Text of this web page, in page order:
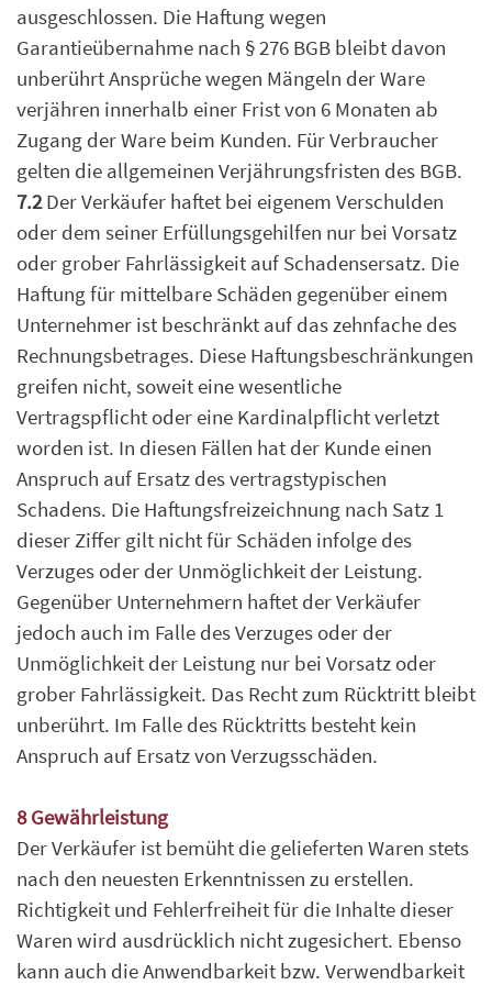
ausgeschlossen. Die Haftung wegen
Garantieübernahme nach § 276 BGB bleibt davon
unberührtAnsprüche wegen Mängeln der Ware
verjähren innerhalb einer Frist von 6 Monaten ab
Zugang der Ware beim Kunden. Für Verbraucher
gelten die allgemeinen Verjährungsfristen des BGB.
7.2Der Verkäufer haftet bei eigenem Verschulden
oder dem seiner Erfüllungsgehilfen nur bei Vorsatz
oder grober Fahrlässigkeit auf Schadensersatz. Die
Haftung für mittelbare Schäden gegenüber einem
Unternehmer ist beschränkt auf das zehnfache des
Rechnungsbetrages. Diese Haftungsbeschränkungen
greifen nicht, soweit eine wesentliche
Vertragspflicht oder eine Kardinalpflicht verletzt
worden ist. In diesen Fällen hat der Kunde einen
Anspruch auf Ersatz desvertragstypischen
Schadens. Die Haftungsfreizeichnung nach Satz 1
dieser Ziffer gilt nicht für Schäden infolge des
Verzuges oder der Unmöglichkeit der Leistung.
Gegenüber Unternehmern haftet der Verkäufer
jedoch auch im Falle des Verzuges oder der
Unmöglichkeit der Leistung nur bei Vorsatz oder
grober Fahrlässigkeit. Das Recht zum Rücktritt bleibt
unberührt. Im Falle des Rücktritts besteht kein
Anspruch auf Ersatz von Verzugsschäden.
8 Gewährleistung
Der Verkäufer ist bemüht die gelieferten Waren stets
nach den neuesten Erkenntnissen zu erstellen.
Richtigkeit und Fehlerfreiheit für die Inhalte dieser
Waren wird ausdrücklich nichtzugesichert. Ebenso
kann auch die Anwendbarkeit bzw. Verwendbarkeit